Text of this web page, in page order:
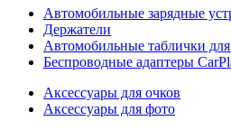
Автомобильные зарядные
Держатели
Автомобильные таблички
Беспроводные адаптеры
Аксессуары для очков
Аксессуары для фото